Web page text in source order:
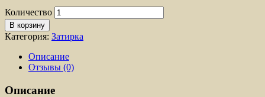
Количество
В корзину
Категория: Затирка
Описание
Отзывы (0)
Описание